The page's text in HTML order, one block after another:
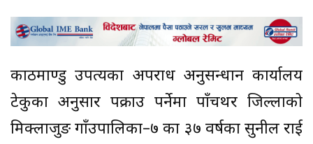
काठमाण्डु उपत्यका अपराध अनुसन्धान कार्यालय
टेकुका अनुसार पक्राउ पर्नेमा पाँचथर जिल्लाको
मिक्लाजुङ गाँउपालिका–७ का ३७ वर्षका सुनील राई